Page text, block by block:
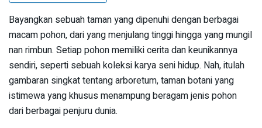
Bayangkan sebuah taman yang dipenuhi dengan berbagai
macam pohon, dari yang menjulang tinggi hingga yang mungil
nan rimbun. Setiap pohon memiliki cerita dan keunikannya
sendiri, seperti sebuah koleksi karya seni hidup. Nah, itulah
gambaran singkat tentang arboretum, taman botani yang
istimewa yang khusus menampung beragam jenis pohon
dari berbagai penjuru dunia.